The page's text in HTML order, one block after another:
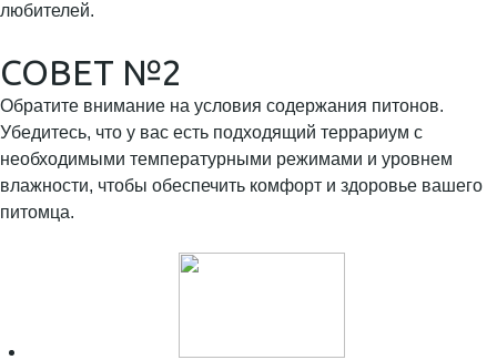
любителей.
СОВЕТ №2
Обратите внимание на условия содержания питонов.
Убедитесь, что у вас есть подходящий террариум с
необходимыми температурными режимами и уровнем
влажности, чтобы обеспечить комфорт и здоровье вашего
питомца.